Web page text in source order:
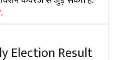
.
Election Result